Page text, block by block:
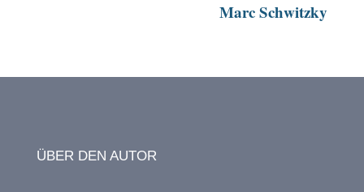
Marc Schwitzky
ÜBER DEN AUTOR